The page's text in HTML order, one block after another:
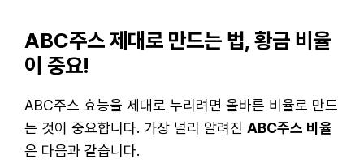
ABC주스 제대로 만드는 법, 황금 비율
이 중요!
ABC주스 효능을 제대로 누리려면 올바른 비율로 만드
는 것이 중요합니다. 가장 널리 알려진 ABC주스 비율
은 다음과 같습니다.